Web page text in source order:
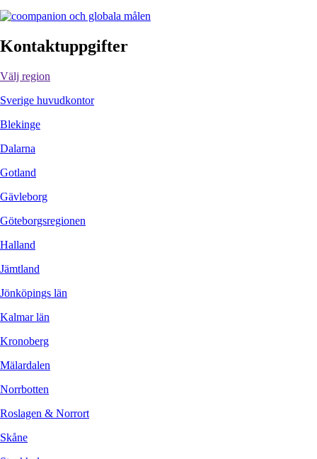
Kontaktuppgifter
Välj region
Sverige huvudkontor
Blekinge
Dalarna
Gotland
Gävleborg
Göteborgsregionen
Halland
Jämtland
Jönköpings län
Kalmar län
Kronoberg
Mälardalen
Norrbotten
Roslagen & Norrort
Skåne